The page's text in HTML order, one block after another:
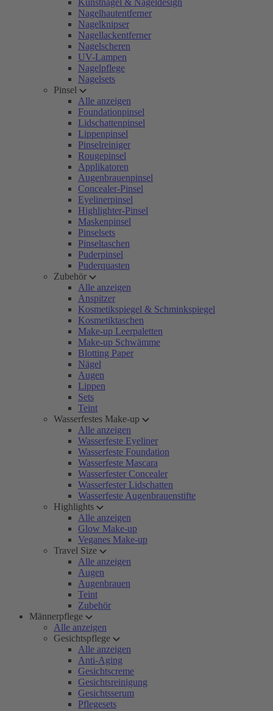
Kunstnägel & Nageldesign
Nagelhautentferner
Nagelknipser
Nagellackentferner
Nagelscheren
UV-Lampen
Nagelpflege
Nagelsets
Pinsel
Alle anzeigen
Foundationpinsel
Lidschattenpinsel
Lippenpinsel
Pinselreiniger
Rougepinsel
Applikatoren
Augenbrauenpinsel
Concealer-Pinsel
Eyelinerpinsel
Highlighter-Pinsel
Maskenpinsel
Pinselsets
Pinseltaschen
Puderpinsel
Puderquasten
Zubehör
Alle anzeigen
Anspitzer
Kosmetikspiegel & Schminkspiegel
Kosmetiktaschen
Make-up Leerpaletten
Make-up Schwämme
Blotting Paper
Nägel
Augen
Lippen
Sets
Teint
Wasserfestes Make-up
Alle anzeigen
Wasserfeste Eyeliner
Wasserfeste Foundation
Wasserfeste Mascara
Wasserfester Concealer
Wasserfester Lidschatten
Wasserfeste Augenbrauenstifte
Highlights
Alle anzeigen
Glow Make-up
Veganes Make-up
Travel Size
Alle anzeigen
Augen
Augenbrauen
Teint
Zubehör
Männerpflege
Alle anzeigen
Gesichtspflege
Alle anzeigen
Anti-Aging
Gesichtscreme
Gesichtsreinigung
Gesichtsserum
Pflegesets